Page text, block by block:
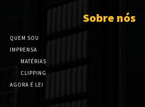
Sobre nós
QUEM SOU
IMPRENSA
MATÉRIAS
CLIPPING
AGORA É LEI